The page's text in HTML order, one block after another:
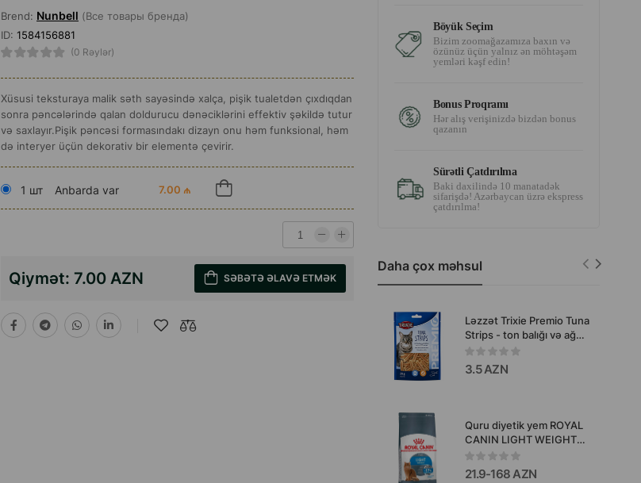
Brend: Nunbell (Все товары бренда)
ID: 1584156881
(0 Rəylər)
Xüsusi teksturaya malik səth sayəsində xalça, pişik tualetdən çıxdıqdan
sonra pəncələrində qalan doldurucu dənəciklərini effektiv şəkildə tutur
və saxlayır.Pişik pəncəsi formasındakı dizayn onu həm funksional, həm
də interyer üçün dekorativ bir elementə çevirir.
1 шт Anbarda var 7.00 ₼
Qiymət: 7.00 AZN SƏBƏTƏ ƏLAVƏ ETMƏK
Böyük Seçim
Bizim zoomağazamıza baxın və
özünüz üçün yalnız ən möhtəşəm
yemləri kəşf edin!
Bonus Proqramı
Hər alış verişinizdə bizdən bonus
qazanın
Sürətli Çatdırılma
Baki daxilində 10 manatadək
sifarişdə! Azərbaycan üzrə ekspress
çatdırılma!
Daha çox məhsul
Ləzzət Trixie Premio Tuna
Strips - ton balığı və ağ
balıq ilə pişiklər üçün
iştahaaçan zolaqlar 20 qr
#42746.
3.5 AZN
Quru diyetik yem ROYAL
CANIN LIGHT WEIGHT
CARE yetkin pişiklər üçün
toyuq dadi ilə.
21.9-168 AZN